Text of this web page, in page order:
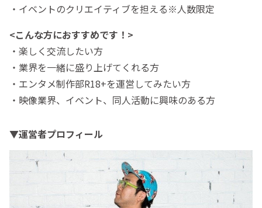
・イベントのクリエイティブを担える※人数限定
<こんな方におすすめです！>
・楽しく交流したい方
・業界を一緒に盛り上げてくれる方
・エンタメ制作部R18+を運営してみたい方
・映像業界、イベント、同人活動に興味のある方
▼運営者プロフィール